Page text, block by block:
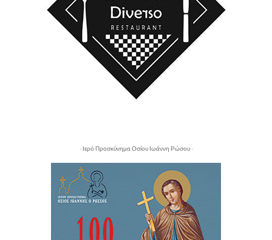
- Ιερό Προσκύνημα Οσίου Ιωάννη Ρώσου -